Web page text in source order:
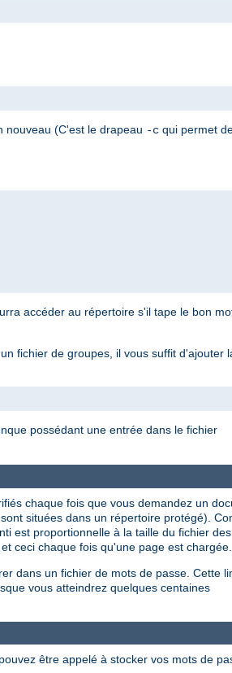
nouveau (C'est le drapeau -c qui permet
accéder au répertoire s'il tape le bon
fichier de groupes, il vous suffit d'ajouter
possédant une entrée dans le fichier
chaque fois que vous demandez un
situées dans un répertoire protégé).
est proportionnelle à la taille du fichier
ceci chaque fois qu'une page est chargée.
dans un fichier de mots de passe. Cette
vous atteindrez quelques centaines
être appelé à stocker vos mots de